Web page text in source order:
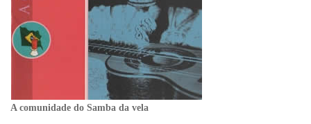
A comunidade do Samba da vela